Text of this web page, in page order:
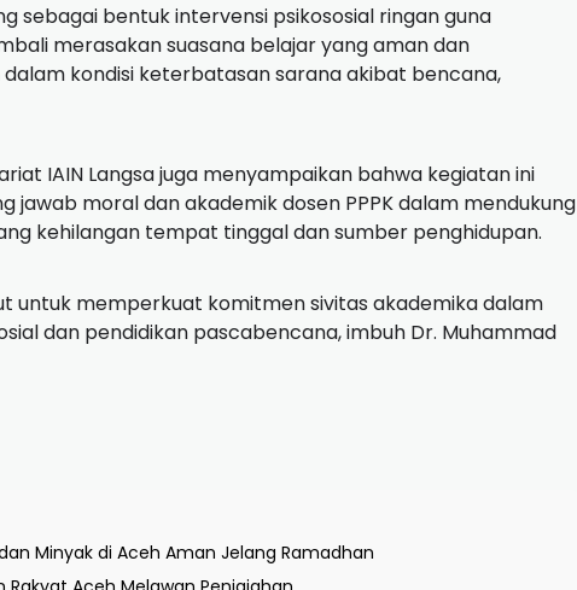
sebagai bentuk intervensi psikososial ringan guna
merasakan suasana belajar yang aman dan
kondisi keterbatasan sarana akibat bencana,
IAIN Langsa juga menyampaikan bahwa kegiatan ini
jawab moral dan akademik dosen PPPK dalam mendukung
kehilangan tempat tinggal dan sumber penghidupan.
untuk memperkuat komitmen sivitas akademika dalam
dan pendidikan pascabencana, imbuh Dr. Muhammad
Minyak di Aceh Aman Jelang Ramadhan